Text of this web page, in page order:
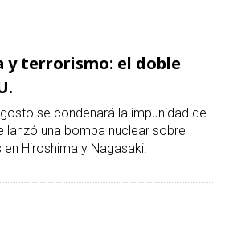
y terrorismo: el doble
se condenará la impunidad de
lanzó una bomba nuclear sobre
Hiroshima y Nagasaki.